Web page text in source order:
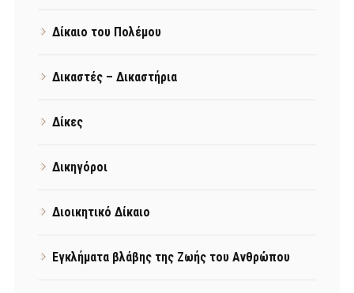
Δίκαιο του Πολέμου
Δικαστές – Δικαστήρια
Δίκες
Δικηγόροι
Διοικητικό Δίκαιο
Εγκλήματα βλάβης της Ζωής του Ανθρώπου